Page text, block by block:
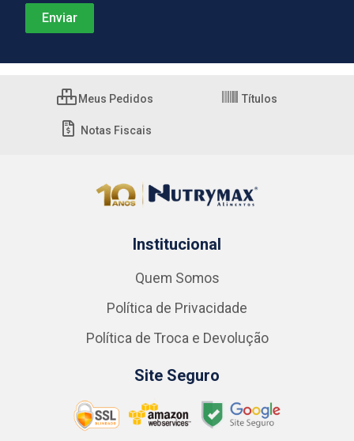
Meus Pedidos Títulos
Notas Fiscais
Institucional
Quem Somos
Política de Privacidade
Política de Troca e Devolução
Site Seguro